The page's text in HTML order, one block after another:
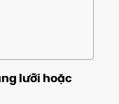
lưỡi hoặc